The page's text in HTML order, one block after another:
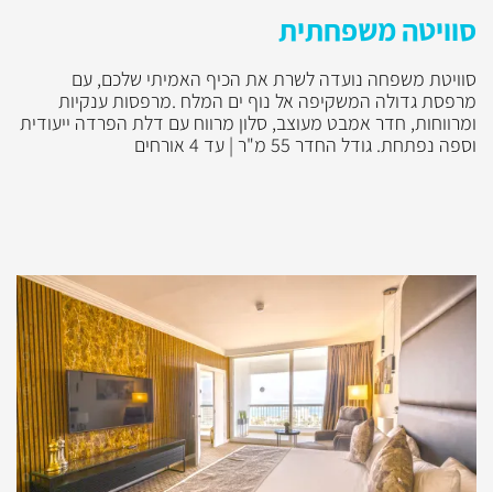
סוויטה משפחתית
סוויטת משפחה נועדה לשרת את הכיף האמיתי שלכם, עם
מרפסת גדולה המשקיפה אל נוף ים המלח .מרפסות ענקיות
ומרווחות, חדר אמבט מעוצב, סלון מרווח עם דלת הפרדה ייעודית
וספה נפתחת. גודל החדר 55 מ"ר | עד 4 אורחים